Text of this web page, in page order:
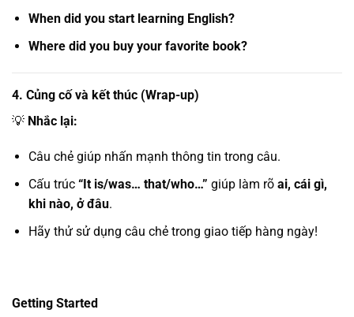
When did you start learning English?
Where did you buy your favorite book?
4. Củng cố và kết thúc (Wrap-up)
💡 Nhắc lại:
Câu chẻ giúp nhấn mạnh thông tin trong câu.
Cấu trúc “It is/was… that/who…” giúp làm rõ ai, cái gì,
khi nào, ở đâu.
Hãy thử sử dụng câu chẻ trong giao tiếp hàng ngày!
Getting Started